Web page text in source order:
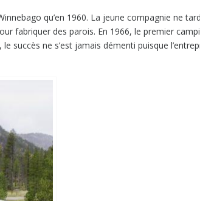
qu’en 1960. La jeune compagnie ne
fabriquer des parois. En 1966, le premier
succès ne s’est jamais démenti puisque